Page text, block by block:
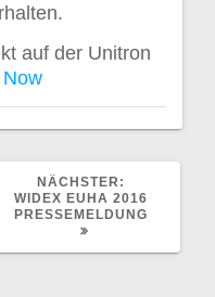
auf der Unitron
NÄCHSTER:
BEITRAG:
WIDEX EUHA 2016
PRESSEMELDUNG